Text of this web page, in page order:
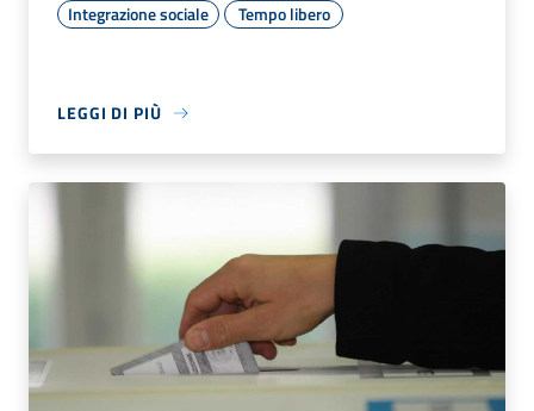
Integrazione sociale
Tempo libero
LEGGI DI PIÙ